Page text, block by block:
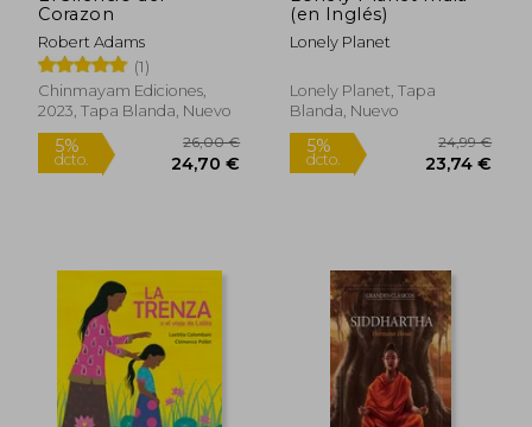
5% 51,96 € 5%
dcto.
Corazon
Robert Adams
(1)
Chinmayam Ediciones,
2023, Tapa Blanda, Nuevo
(en Inglés)
Lonely Planet
Lonely Planet, Tapa
Blanda, Nuevo